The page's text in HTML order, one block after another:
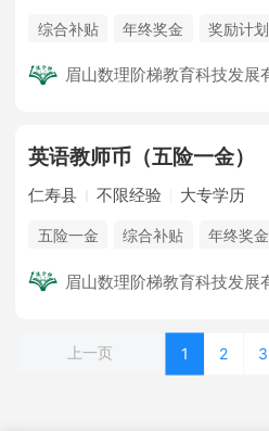
综合补贴 年终奖金 奖励计划
英语教师币（五险一金）
仁寿县 不限经验 大专学历
五险一金 综合补贴 年终奖金
上一页 1 2 3